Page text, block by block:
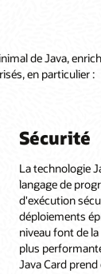
de Java,
en particulier :
Sécurité
La technologie
langage de
d'exécution
déploiements
niveau font de
plus
Java Card